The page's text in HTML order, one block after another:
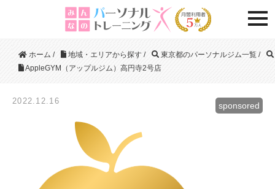
ホーム / 地域・エリアから探す / 東京都のパーソナルジム一覧 /
AppleGYM（アップルジム）高円寺2号店
sponsored
2022.12.16